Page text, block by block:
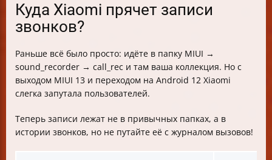
Куда Xiaomi прячет записи
звонков?
Раньше всё было просто: идёте в папку MIUI →
sound_recorder → call_rec и там ваша коллекция. Но с
выходом MIUI 13 и переходом на Android 12 Xiaomi
слегка запутала пользователей.
Теперь записи лежат не в привычных папках, а в
истории звонков, но не путайте её с журналом вызовов!